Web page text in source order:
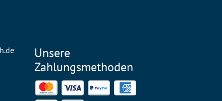
Unsere
Zahlungsmethoden
SEPA Direct Debit